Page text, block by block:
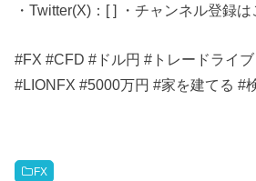
・Twitter(X)：[ ] ・チャンネル登録
#FX #CFD #ドル円 #トレードライ
#LIONFX #5000万円 #家を建てる #
FX